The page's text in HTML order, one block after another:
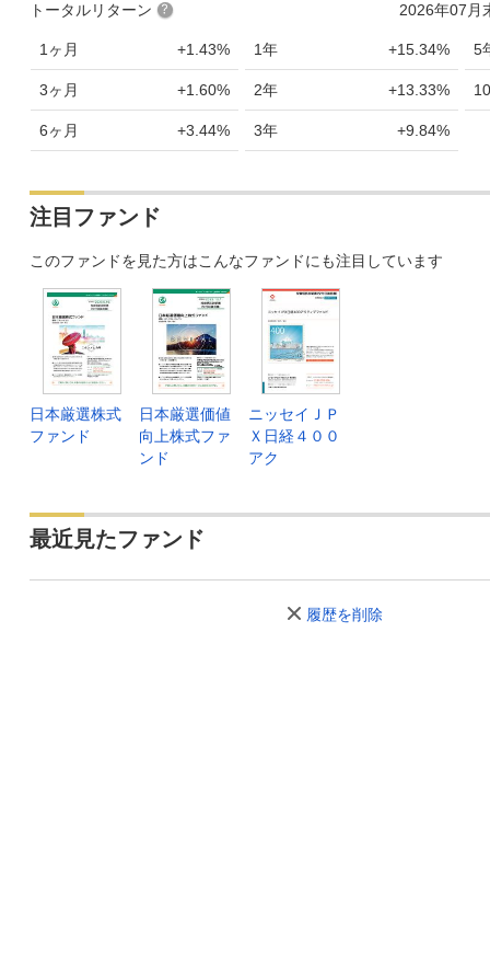
2026年07月
トータルリターン
1ヶ月 +1.43%
3ヶ月 +1.60%
6ヶ月 +3.44%
1年 +15.34%
2年 +13.33%
3年 +9.84%
5
注目ファンド
このファンドを見た方はこんなファンドにも注目しています
日本厳選株式
ファンド
日本厳選価値
向上株式ファ
ンド
ニッセイＪＰ
Ｘ日経４００
アク
最近見たファンド
履歴を削除